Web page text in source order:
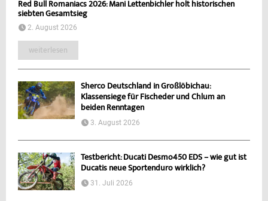
Red Bull Romaniacs 2026: Mani Lettenbichler holt historischen
siebten Gesamtsieg
2. August 2026
weiterlesen
Sherco Deutschland in Großlöbichau:
Klassensiege für Fischeder und Chlum an
beiden Renntagen
3. August 2026
Testbericht: Ducati Desmo450 EDS – wie gut ist
Ducatis neue Sportenduro wirklich?
31. Juli 2026